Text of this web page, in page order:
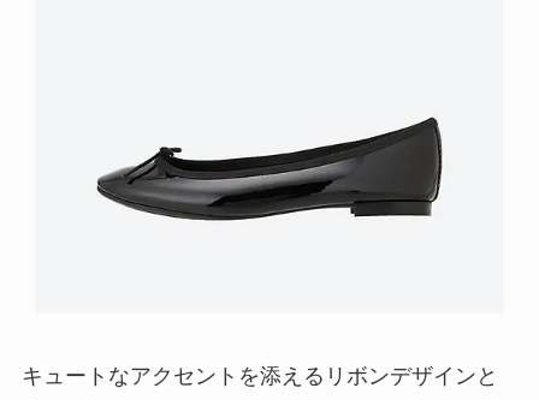
キュートなアクセントを添えるリボンデザインと